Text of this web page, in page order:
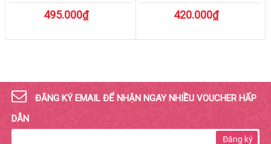
495.000₫ 420.000₫
ĐĂNG KÝ EMAIL ĐỂ NHẬN NGAY NHIỀU VOUCHER HẤP
DẪN
Đăng ký